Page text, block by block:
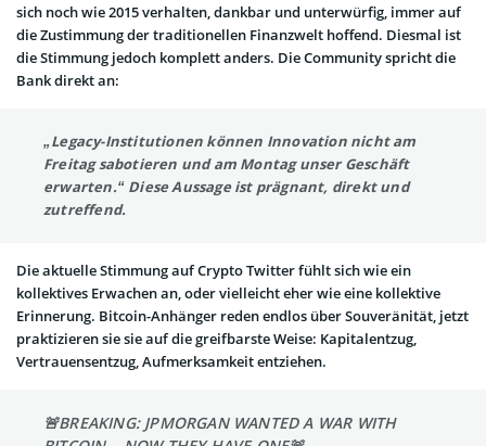
sich noch wie 2015 verhalten, dankbar und unterwürfig, immer auf
die Zustimmung der traditionellen Finanzwelt hoffend. Diesmal ist
die Stimmung jedoch komplett anders. Die Community spricht die
Bank direkt an:
„Legacy-Institutionen können Innovation nicht am
Freitag sabotieren und am Montag unser Geschäft
erwarten.“ Diese Aussage ist prägnant, direkt und
zutreffend.
Die aktuelle Stimmung auf Crypto Twitter fühlt sich wie ein
kollektives Erwachen an, oder vielleicht eher wie eine kollektive
Erinnerung. Bitcoin-Anhänger reden endlos über Souveränität, jetzt
praktizieren sie sie auf die greifbarste Weise: Kapitalentzug,
Vertrauensentzug, Aufmerksamkeit entziehen.
🚨BREAKING: JPMORGAN WANTED A WAR WITH